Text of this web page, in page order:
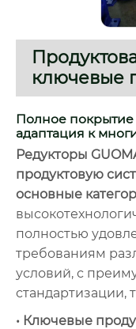
ключевые
Полное покрытие
адаптация к
Редукторы
продуктовую
основные
полностью
требованиям
условий, с
стандартизации,
• Ключевые